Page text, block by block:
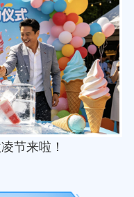
节来啦！